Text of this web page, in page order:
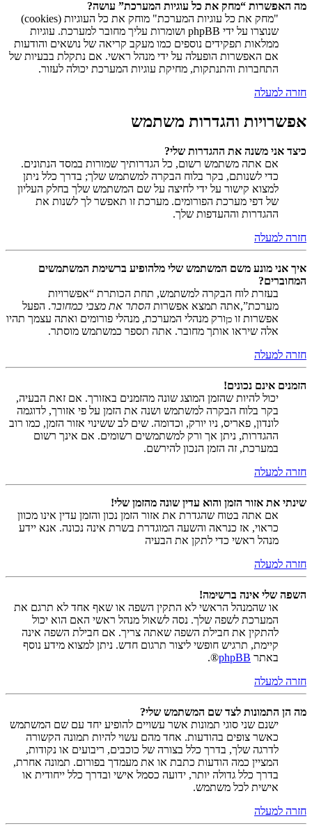
מה האפשרות “מחק את כל עוגיות המערכת” עושה?
"מחק את כל עוגיות המערכת" מוחק את כל העוגיות (cookies)
שנוצרו על ידי phpBB ושומרות עליך מחובר למערכת. עוגיות
ממלאות תפקידים נוספים כמו מעקב קריאה של נושאים והודעות
אם האפשרות הופעלה על ידי מנהל ראשי. אם נתקלת בבעיות של
התחברות והתנתקות, מחיקת עוגיות המערכת יכולה לעזור.
חזרה למעלה
אפשרויות והגדרות משתמש
כיצד אני משנה את ההגדרות שלי?
אם אתה משתמש רשום, כל הגדרותיך שמורות במסד הנתונים.
כדי לשנותם, בקר בלוח הבקרה למשתמש שלך; בדרך כלל ניתן
למצוא קישור על ידי לחיצה על שם המשתמש שלך בחלק העליון
של דפי מערכת הפורומים. מערכת זו תאפשר לך לשנות את
ההגדרות וההעדפות שלך.
חזרה למעלה
איך אני מונע משם המשתמש שלי מלהופיע ברשימת המשתמשים
המחוברים?
בעזרת לוח הבקרה למשתמש, תחת הכותרת “אפשרויות
מערכת”,אתה תמצא אפשרות הסתר את מצבי כמחובר. הפעל
אפשרות זו כןורק מנהלי המערכת, מנהלי פורומים ואתה עצמך תהיו
אלה שיראו אותך מחובר. אתה תספר כמשתמש מוסתר.
חזרה למעלה
הזמנים אינם נכונים!
יכול להיות שהזמן המוצג שונה מהזמנים באזורך. אם זאת הבעיה,
בקר בלוח הבקרה למשתמש ושנה את הזמן על פי אזורך, לדוגמה
לונדון, פאריס, ניו יורק, וכדומה. שים לב ששינוי אזור הזמן, כמו רוב
ההגדרות, ניתן אך ורק למשתמשים רשומים. אם אינך רשום
במערכת, זה הזמן הנכון להירשם.
חזרה למעלה
שינתי את אזור הזמן והוא עדין שונה מהזמן שלי!
אם אתה בטוח שהגדרת את אזור הזמן נכון והזמן עדין אינו מכוון
כראוי, אז כנראה והשעה המוגדרת בשרת אינה נכונה. אנא יידע
מנהל ראשי כדי לתקן את הבעיה
חזרה למעלה
השפה שלי אינה ברשימה!
או שהמנהל הראשי לא התקין השפה או שאף אחד לא תרגם את
המערכת לשפה שלך. נסה לשאול מנהל ראשי האם הוא יכול
להתקין את חבילת השפה שאתה צריך. אם חבילת השפה אינה
קיימת, תרגיש חופשי ליצור תרגום חדש. ניתן למצוא מידע נוסף
באתר phpBB
®.
חזרה למעלה
מה הן התמונות לצד שם המשתמש שלי?
ישנם שני סוגי תמונות אשר עשויים להופיע יחד עם שם המשתמש
כאשר צופים בהודעות. אחד מהם עשוי להיות תמונה הקשורה
לדרגה שלך, בדרך כלל בצורה של כוכבים, ריבועים או נקודות,
המציין כמה הודעות כתבת או את מעמדך בפורום. תמונה אחרת,
בדרך כלל גדולה יותר, ידועה כסמל אישי ובדרך כלל ייחודית או
אישית לכל משתמש.
חזרה למעלה